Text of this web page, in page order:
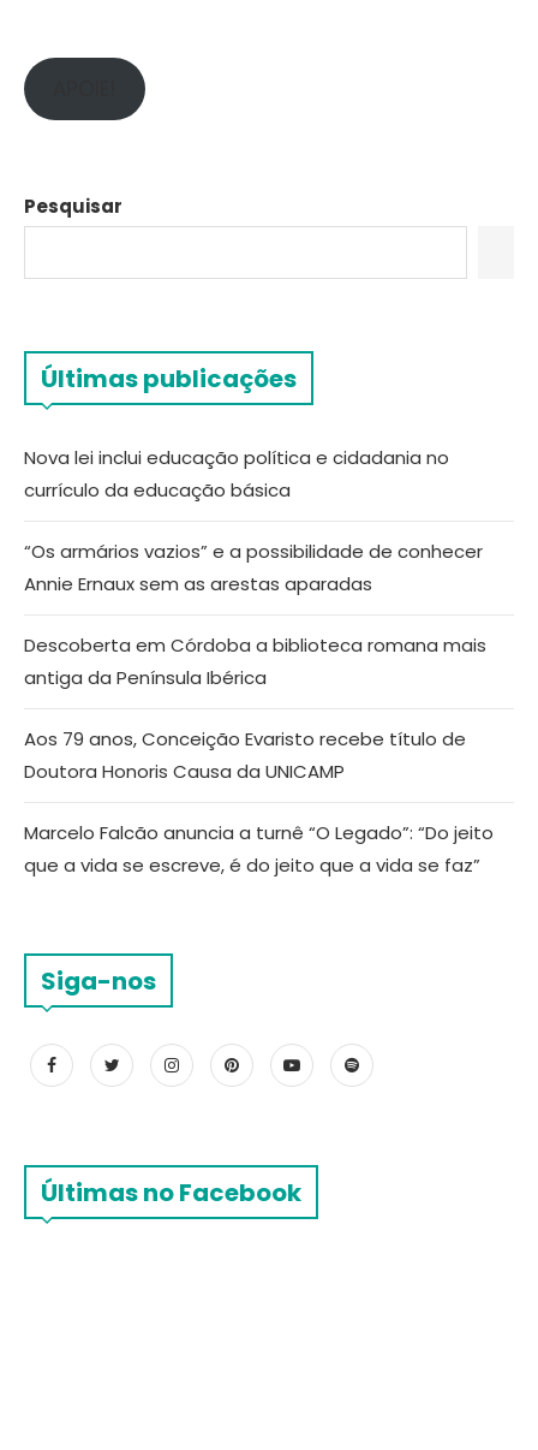
Pesquisar
Últimas publicações
Nova lei inclui educação política e cidadania no
currículo da educação básica
“Os armários vazios” e a possibilidade de conhecer
Annie Ernaux sem as arestas aparadas
Descoberta em Córdoba a biblioteca romana mais
antiga da Península Ibérica
Aos 79 anos, Conceição Evaristo recebe título de
Doutora Honoris Causa da UNICAMP
Marcelo Falcão anuncia a turnê “O Legado”: “Do jeito
que a vida se escreve, é do jeito que a vida se faz”
Siga-nos
Últimas no Facebook